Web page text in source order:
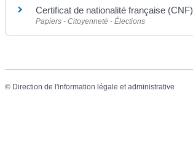
Certificat de nationalité française (CNF)
Papiers - Citoyenneté - Élections
© Direction de l'information légale et administrative